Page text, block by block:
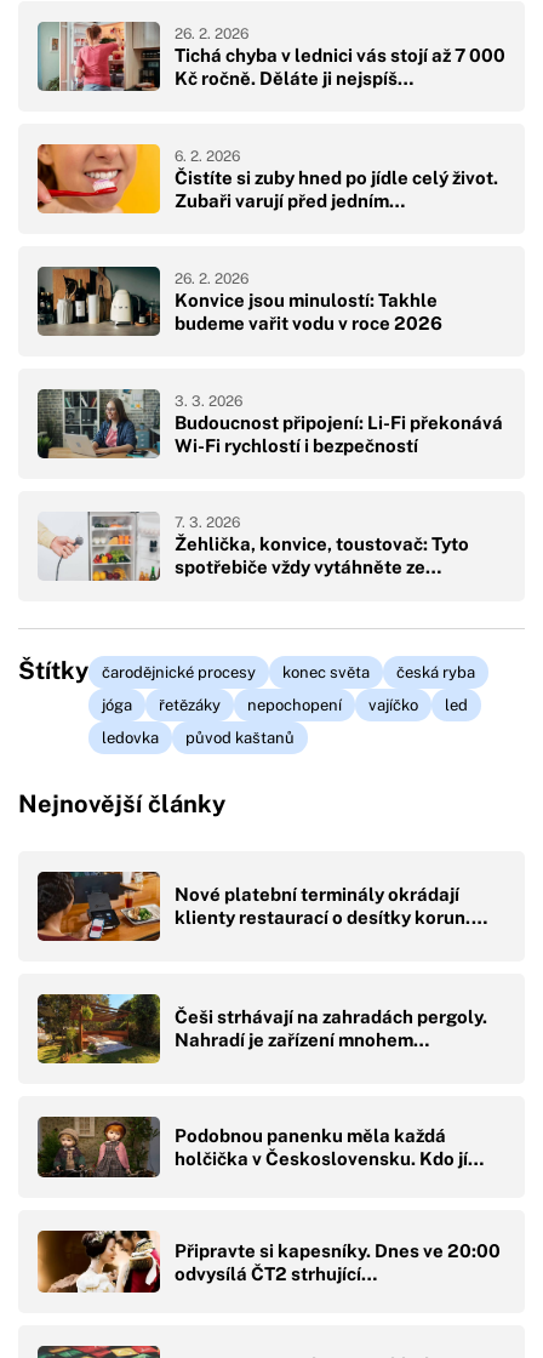
Tichá chyba v lednici vás stojí až 7 000
Kč ročně. Děláte ji nejspíš…
26. 2. 2026
Čistíte si zuby hned po jídle celý život.
Zubaři varují před jedním…
6. 2. 2026
Konvice jsou minulostí: Takhle
budeme vařit vodu v roce 2026
26. 2. 2026
Budoucnost připojení: Li-Fi překonává
Wi-Fi rychlostí i bezpečností
3. 3. 2026
Žehlička, konvice, toustovač: Tyto
spotřebiče vždy vytáhněte ze…
7. 3. 2026
Štítky čarodějnické procesy konec světa
česká ryba
jóga
řetězáky nepochopení vajíčko
led
ledovka
původ kaštanů
Nejnovější články
Nové platební terminály okrádají
klienty restaurací o desítky korun.…
Češi strhávají na zahradách pergoly.
Nahradí je zařízení mnohem…
Podobnou panenku měla každá
holčička v Československu. Kdo jí…
Připravte si kapesníky. Dnes ve 20:00
odvysílá ČT2 strhující…